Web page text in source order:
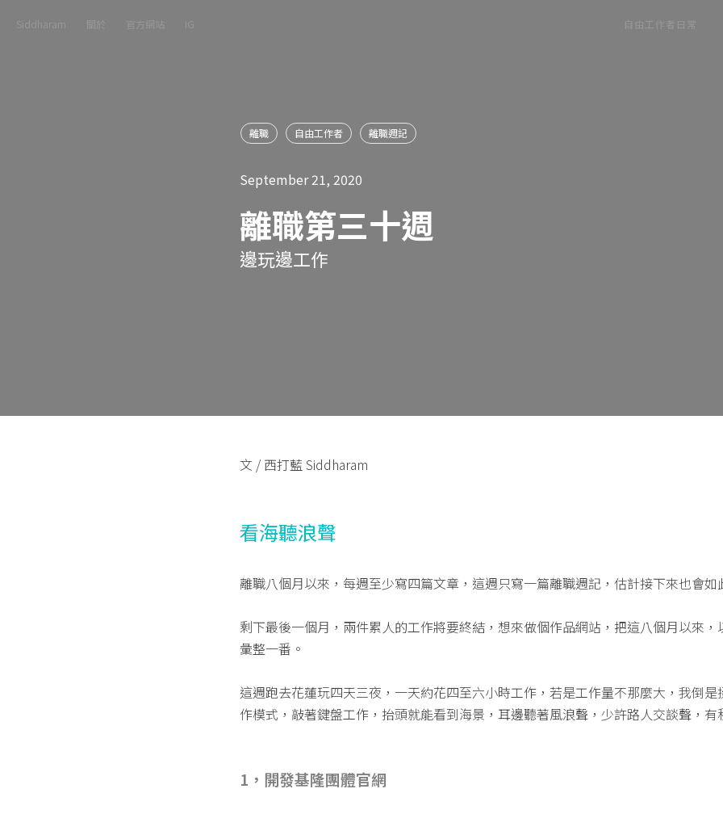
Siddharam 關於 官方網站 IG 自由工作者日常
離職 自由工作者 離職週記
September 21, 2020
離職第三十週
邊玩邊工作
文 / 西打藍 Siddharam
看海聽浪聲
離職八個月以來，每週至少寫四篇文章，這週只寫一篇離職週記，估計接下來也會如
剩下最後一個月，兩件累人的工作將要終結，想來做個作品網站，把這八個月以來，
彙整一番。
這週跑去花蓮玩四天三夜，一天約花四至六小時工作，若是工作量不那麼大，我倒是
作模式，敲著鍵盤工作，抬頭就能看到海景，耳邊聽著風浪聲，少許路人交談聲，有
1，開發基隆團體官網